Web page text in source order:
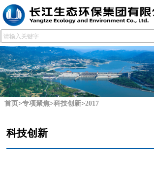
首页>专项聚焦>科技创新>2017
科技创新